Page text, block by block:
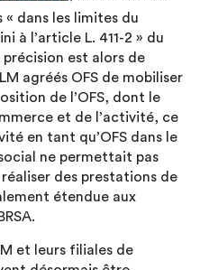
dans les limites du
à l’article L. 411-2 » du
est alors de
agréés OFS de mobiliser
de l’OFS, dont le
et de l’activité, ce
en tant qu’OFS dans le
ne permettait pas
réaliser des prestations de
étendue aux
et leurs filiales de